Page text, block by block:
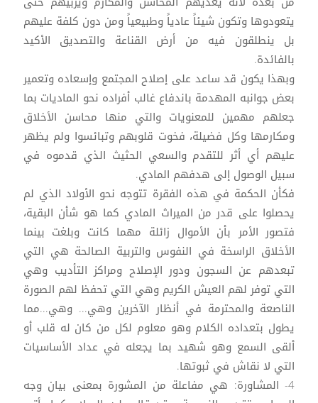
يتعودوها وتكون شيئاً عادياً وطبيعياً ومن دون كلفة عليهم
بل ينطلقون فيه من أرض القناعة والتصديق الأكيد
بالفائدة.
وبهذا يكون قد ساعد على إصلاح المجتمع وإسعاده وتعمير
بعض جوانبه المهدمة باندفاع غالب أفراده نحو الماديات بما
جعلهم مهمين للمعنويات والتي منها محاسن الأخلاق
ومكارمها وكل فضيلة، فخوت قلوبهم وتبائسوا ولم يظهر
عليهم أي أثر للتقدم والسعي الحثيث الذي قدموه في
سبيل الوصول إلى هدفهم المادي.
فكأن الحكمة في هذه الفقرة تتوجه نحو الأولاد الذي لم
يحصلوا على قدر من الميراث المادي كما هو شأن البقية،
فتصور الأمر بأن الأموال زائلة مهما كانت وبلغت بينما
الأخلاق الراسخة في النفوس والتربية الصالحة هي التي
تبعدهم عن السجون ودور الإصلاح ومراكز التأديب وهي
التي توفر لهم العيش الكريم وهي التي تحفظ لهم الصورة
الناصعة والمحترمة في أنظار الآخرين وهي... وهي...مما
يطول بتعداده الكلام وهو معلوم لكل من كان له قلب أو
ألقى السمع وهو شهيد بما يجعله في عداد الأساسيات
التي لا نقاش في ثبوتها.
4- المشاورة: هي مفاعلة من المشورة بمعنى بيان وجه